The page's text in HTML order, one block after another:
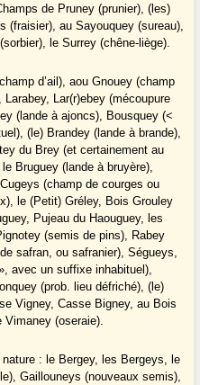
de Pruney (prunier), (les)
(fraisier), au Sayouquey (sureau),
le Surrey (chêne-liège).
d’ail), aou Gnouey (champ
Larabey, Lar(r)ebey (mécoupure
(lande à ajoncs), Bousquey (<
(le) Brandey (lande à brande),
du Brey (et certainement au
Bruguey (lande à bruyère),
(champ de courges ou
le (Petit) Gréley, Bois Grouley
Pujeau du Haouguey, les
(semis de pins), Rabey
safran, ou safranier), Ségueys,
avec un suffixe inhabituel),
(prob. lieu défriché), (le)
Vigney, Casse Bigney, au Bois
Vimaney (oseraie).
: le Bergey, les Bergeys, le
Gaillouneys (nouveaux semis),